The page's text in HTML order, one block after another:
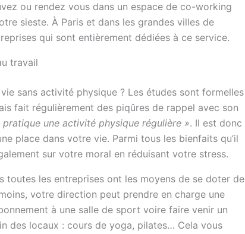
ou rendez vous dans un espace de co-working
sieste. À Paris et dans les grandes villes de
qui sont entièrement dédiées à ce service.
travail
sans activité physique ? Les études sont formelles
fait régulièrement des piqûres de rappel avec son
pratique une activité physique régulière ». Il est donc
place dans votre vie. Parmi tous les bienfaits qu’il
sur votre moral en réduisant votre stress.
toutes les entreprises ont les moyens de se doter de
votre direction peut prendre en charge une
à une salle de sport voire faire venir un
des locaux : cours de yoga, pilates… Cela vous